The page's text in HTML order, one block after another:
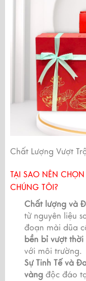
Chất Lượng Vượt
TẠI SAO NÊN
CHÚNG TÔI?
Chất lượng và
từ nguyên liệu
đoạn mài dũa
bền bỉ vượt thời
với môi trường.
Sự Tinh Tế và
vàng độc đáo